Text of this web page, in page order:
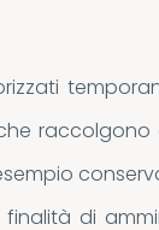
di